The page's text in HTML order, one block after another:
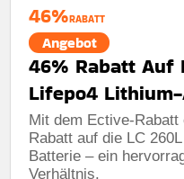
46%RABATT
Angebot
46% Rabatt Auf
Lifepo4
Mit dem Ective-
Rabatt auf die LC
Batterie – ein
Verhältnis.